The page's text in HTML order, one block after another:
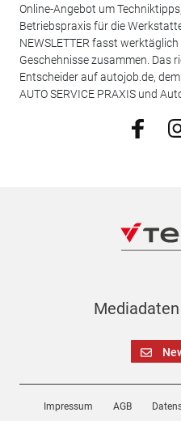
Online-Angebot um
Betriebspraxis für die
NEWSLETTER fasst
Geschehnisse zusammen. Das
Entscheider auf autojob.de,
AUTO SERVICE PRAXIS und
Mediadaten
Impressum AGB